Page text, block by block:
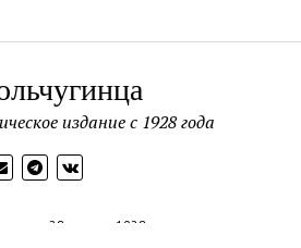
издание с 1928 года
с 28 апреля 1928 года.